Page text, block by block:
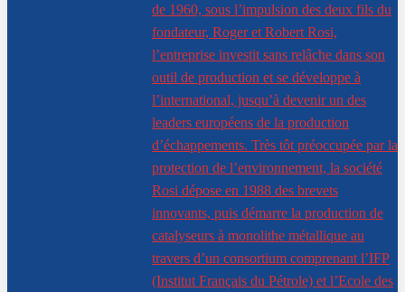
de 1960, sous l’impulsion des deux fils du
fondateur, Roger et Robert Rosi,
l’entreprise investit sans relâche dans son
outil de production et se développe à
l’international, jusqu’à devenir un des
leaders européens de la production
d’échappements. Très tôt préoccupée par la
protection de l’environnement, la société
Rosi dépose en 1988 des brevets
innovants, puis démarre la production de
catalyseurs à monolithe métallique au
travers d’un consortium comprenant l’IFP
(Institut Français du Pétrole) et l’Ecole des